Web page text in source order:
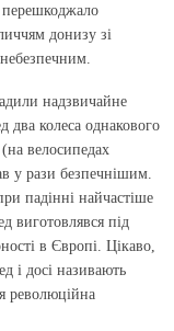
перешкоджало
донизу зі
надзвичайне
два колеса однакового
велосипедах
у рази безпечнішим.
падінні найчастіше
виготовлявся під
в Європі. Цікаво,
і досі називають
революційна